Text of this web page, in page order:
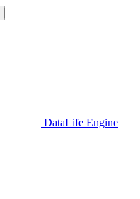
DataLife Engine